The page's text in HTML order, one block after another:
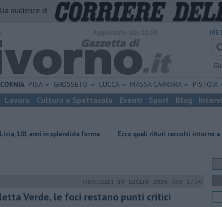
audience di
PISA GROSSETO LUCCA MASSA CARRARA PISTOIA
Lavoro Cultura e Spettacolo Eventi Sport Blog
splendida forma Ecco quali rifiuti raccolti intorno a Capraia
MERCOLEDÌ 29 LUGLIO 2026 ORE 17:50
Verde, le foci restano punti critici